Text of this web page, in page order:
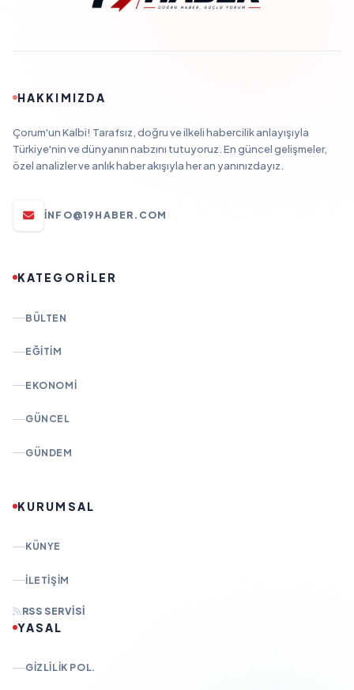
HAKKIMIZDA
Çorum'un Kalbi! Tarafsız, doğru ve ilkeli habercilik anlayışıyla
Türkiye'nin ve dünyanın nabzını tutuyoruz. En güncel gelişmeler,
özel analizler ve anlık haber akışıyla her an yanınızdayız.
INFO@19HABER.COM
KATEGORİLER
BÜLTEN
EĞITIM
EKONOMI
GÜNCEL
GÜNDEM
KURUMSAL
KÜNYE
İLETIŞIM
RSS SERVISI
YASAL
GIZLILIK POL.